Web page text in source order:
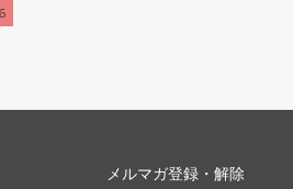
メルマガ登録・解除